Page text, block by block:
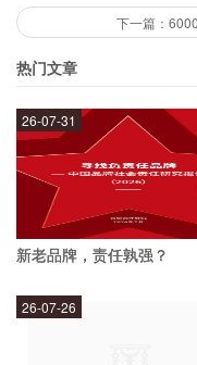
品的质量和安全性
务业务，为患者提
人福医药未来的
人福医药在未来将
理念，不断提高产
有创新性和市场竞
下一篇：
热门文章
新老品牌，责任孰强？
26-07-31
26-07-26